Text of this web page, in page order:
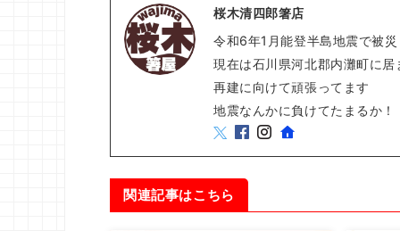
桜木清四郎箸店
令和6年1月能登半島地震で被災
現在は石川県河北郡内灘町に居
再建に向けて頑張ってます
地震なんかに負けてたまるか！
関連記事はこちら